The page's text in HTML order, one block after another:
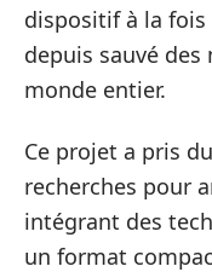
dispositif à la
depuis sauvé
monde entier.
Ce projet a pris
recherches pour
intégrant des
un format